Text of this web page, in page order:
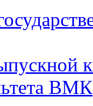
ВМК